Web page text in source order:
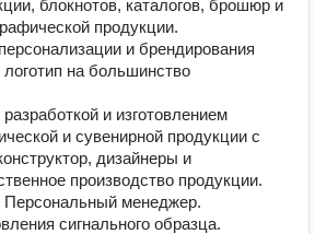
блокнотов, каталогов, брошюр и
продукции.
и брендирования
логотип на большинство
и изготовлением
и сувенирной продукции с
дизайнеры и
производство продукции.
Персональный менеджер.
сигнального образца.